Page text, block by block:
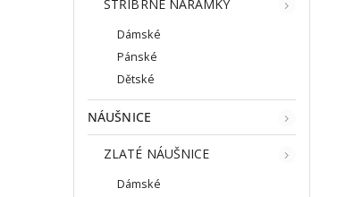
STŘÍBRNÉ NÁRAMKY
Dámské
Pánské
Dětské
NÁUŠNICE
ZLATÉ NÁUŠNICE
Dámské